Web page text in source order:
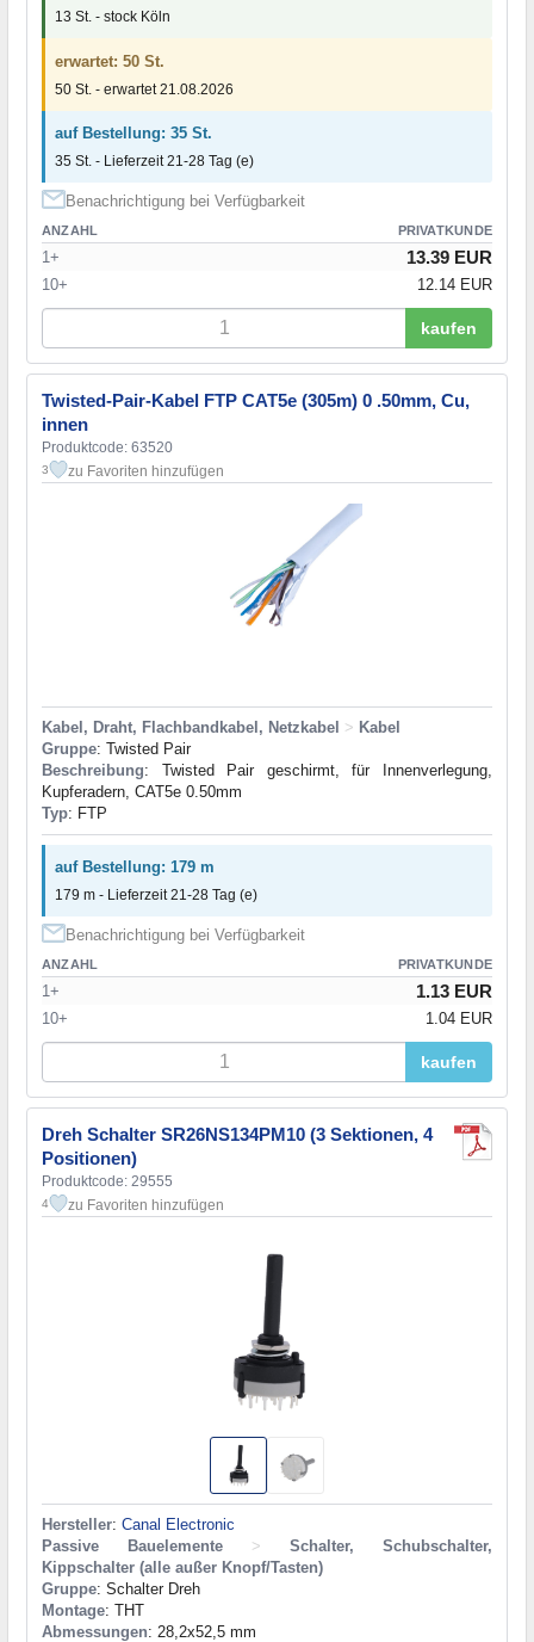
13 St. - stock Köln
erwartet: 50 St.
50 St. - erwartet 21.08.2026
auf Bestellung: 35 St.
35 St. - Lieferzeit 21-28 Tag (e)
Benachrichtigung bei Verfügbarkeit
ANZAHL PRIVATKUNDE
1+ 13.39 EUR
10+ 12.14 EUR
kaufen
Twisted-Pair-Kabel FTP CAT5e (305m) 0 .50mm, Cu,
innen
Produktcode: 63520
3 zu Favoriten hinzufügen
Kabel, Draht, Flachbandkabel, Netzkabel > Kabel
Gruppe: Twisted Pair
Beschreibung: Twisted Pair geschirmt, für Innenverlegung,
Kupferadern, CAT5e 0.50mm
Typ: FTP
auf Bestellung: 179 m
179 m - Lieferzeit 21-28 Tag (e)
Benachrichtigung bei Verfügbarkeit
ANZAHL PRIVATKUNDE
1+ 1.13 EUR
10+ 1.04 EUR
kaufen
Dreh Schalter SR26NS134PM10 (3 Sektionen, 4
Positionen)
Produktcode: 29555
4 zu Favoriten hinzufügen
Hersteller: Canal Electronic
Passive Bauelemente
>
Schalter, Schubschalter,
Kippschalter (alle außer Knopf/Tasten)
Gruppe: Schalter Dreh
Montage: THT
Abmessungen: 28,2x52,5 mm